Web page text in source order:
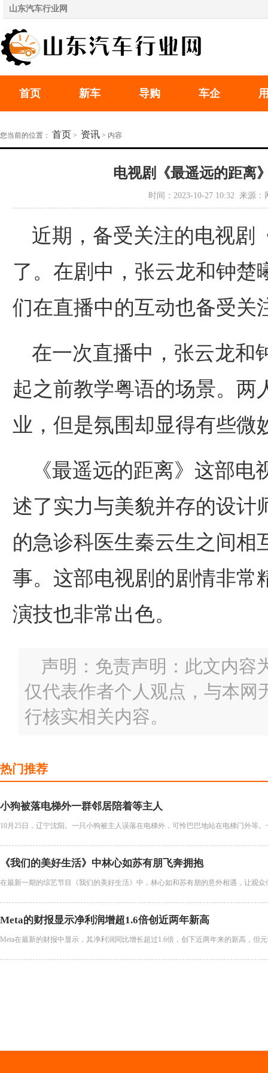
山东汽车行业网
首页 新车 导购 车企
您当前的位置： 首页 > 资讯 > 内容
电视剧《最遥远的距离
时间：2023-10-27 10:32 来源
近期，备受关注的电视剧
了。在剧中，张云龙和钟楚
们在直播中的互动也备受关
在一次直播中，张云龙和
起之前教学粤语的场景。两
业，但是氛围却显得有些微
《最遥远的距离》这部
述了实力与美貌并存的设计
的急诊科医生秦云生之间相
事。这部电视剧的剧情非常
演技也非常出色。
声明：免责声明：此文内容
仅代表作者个人观点，与本网
行核实相关内容。
热门推荐
小狗被落电梯外一群邻居陪着等主人
10月25日，辽宁沈阳。一只小狗被主人误落在电梯外，可怜巴巴地站在电梯门外等
《我们的美好生活》中林心如苏有朋飞奔拥抱
在最新一期的综艺节目《我们的美好生活》中，林心如和苏有朋的意外相遇，让观
Meta的财报显示净利润增超1.6倍创近两年新高
Meta在最新的财报中显示，其净利润同比增长超过1.6倍，创下近两年来的新高，但